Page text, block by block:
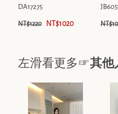
DA17275
NT$1220 NT$1020
左滑看更多☞其他